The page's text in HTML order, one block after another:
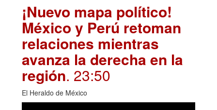
¡Nuevo mapa político!
México y Perú retoman
relaciones mientras
avanza la derecha en la
región. 23:50
El Heraldo de México